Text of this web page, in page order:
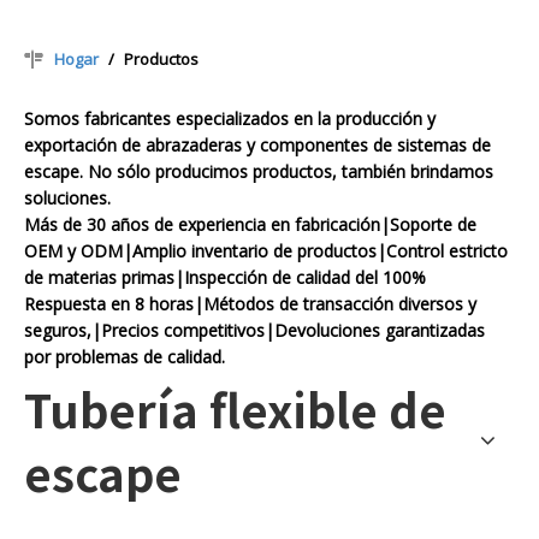
Hogar / Productos
Somos fabricantes especializados en la producción y
exportación de abrazaderas y componentes de sistemas de
escape. No sólo producimos productos, también brindamos
soluciones.
Más de 30 años de experiencia en fabricación|Soporte de
OEM y ODM|Amplio inventario de productos|Control estricto
de materias primas|Inspección de calidad del 100%
Respuesta en 8 horas|Métodos de transacción diversos y
seguros,|Precios competitivos|Devoluciones garantizadas
por problemas de calidad.
Tubería flexible de
escape